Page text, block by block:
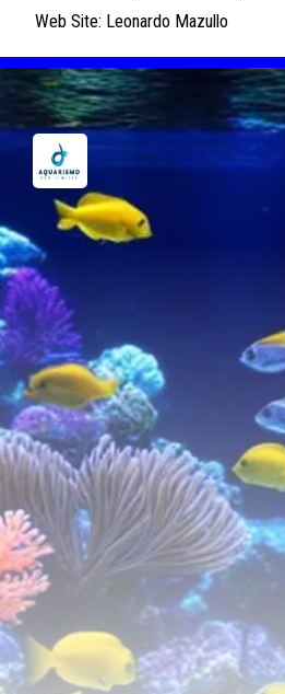
Web Site: Leonardo Mazullo